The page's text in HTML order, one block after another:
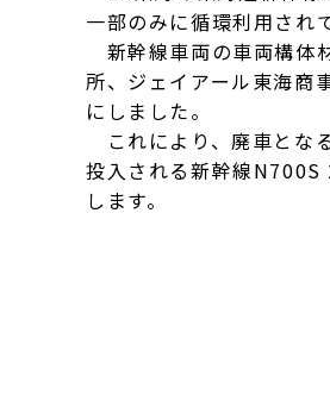
一部のみに循環利用され
新幹線車両の車両構体
所、ジェイアール東海商
にしました。
これにより、廃車とな
投入される新幹線N700S
します。